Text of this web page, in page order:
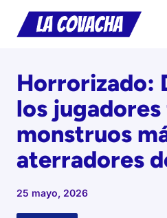
Saltar
Horrorizado:
los
monstruos
aterradores
25 mayo, 2026